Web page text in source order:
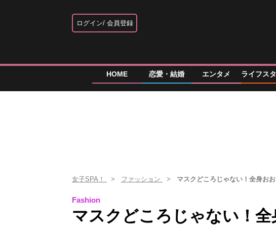
ログイン 会員登録
HOME 恋愛・結婚 エンタメ ライフス
女子SPA！ ファッション マスクどころじゃない！全身お
Fashion
マスクどころじゃない！